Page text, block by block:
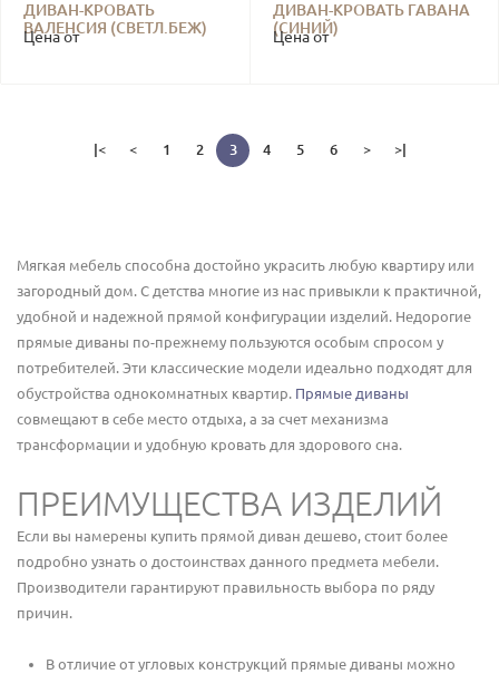
ДИВАН-КРОВАТЬ
ВАЛЕНСИЯ (СВЕТЛ.БЕЖ)
Цена от
ДИВАН-КРОВАТЬ ГАВАНА
(СИНИЙ)
Цена от
|< < 1 2 3 4 5 6 > >|
Мягкая мебель способна достойно украсить любую квартиру или
загородный дом. С детства многие из нас привыкли к практичной,
удобной и надежной прямой конфигурации изделий. Недорогие
прямые диваны по-прежнему пользуются особым спросом у
потребителей. Эти классические модели идеально подходят для
обустройства однокомнатных квартир. Прямые диваны
совмещают в себе место отдыха, а за счет механизма
трансформации и удобную кровать для здорового сна.
ПРЕИМУЩЕСТВА ИЗДЕЛИЙ
Если вы намерены купить прямой диван дешево, стоит более
подробно узнать о достоинствах данного предмета мебели.
Производители гарантируют правильность выбора по ряду
причин.
В отличие от угловых конструкций прямые диваны можно